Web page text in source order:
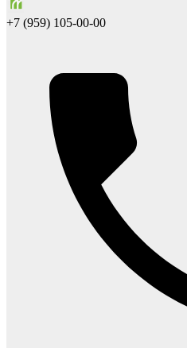
+7 (959) 105-00-00